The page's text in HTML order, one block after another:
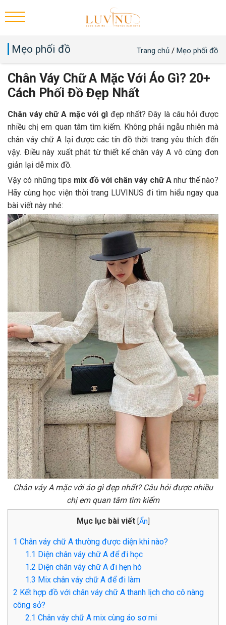
Mẹo phối đồ Trang chủ / Mẹo phối đồ
Chân Váy Chữ A Mặc Với Áo Gì? 20+
Cách Phối Đồ Đẹp Nhất
Chân váy chữ A mặc với gì đẹp nhất? Đây là câu hỏi được
nhiều chị em quan tâm tìm kiếm. Không phải ngẫu nhiên mà
chân váy chữ A lại được các tín đồ thời trang yêu thích đến
vậy. Điều này xuất phát từ thiết kế chân váy A vô cùng đơn
giản lại dễ mix đồ.
Vậy có những tips mix đồ với chân váy chữ Anhư thế nào?
Hãy cùng học viện thời trang LUVINUS đi tìm hiểu ngay qua
bài viết này nhé:
Chân váy A mặc với áo gì đẹp nhất? Câu hỏi được nhiều
chị em quan tâm tìm kiếm
Mục lục bài viết [Ẩn
1 Chân váy chữ A thường được diện khi nào?
1.1 Diện chân váy chữ A để đi học
1.2 Diện chân váy chữ A đi hẹn hò
1.3 Mix chân váy chữ A để đi làm
2 Kết hợp đồ với chân váy chữ A thanh lịch cho cô nàng
công sở?
2.1 Chân váy chữ A mix cùng áo sơ mi